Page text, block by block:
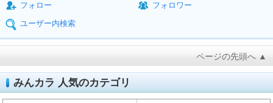
フォロー
フォロワー
ユーザー内検索
ページの先頭へ ▲
みんカラ 人気のカテゴリ